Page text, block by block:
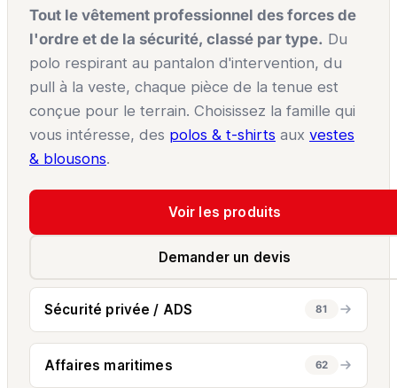
Tout le vêtement professionnel des forces de
l'ordre et de la sécurité, classé par type. Du
polo respirant au pantalon d'intervention, du
pull à la veste, chaque pièce de la tenue est
conçue pour le terrain. Choisissez la famille qui
vous intéresse, des polos & t-shirts aux vestes
& blousons.
Voir les produits
Demander un devis
Sécurité privée / ADS 81
Affaires maritimes 62